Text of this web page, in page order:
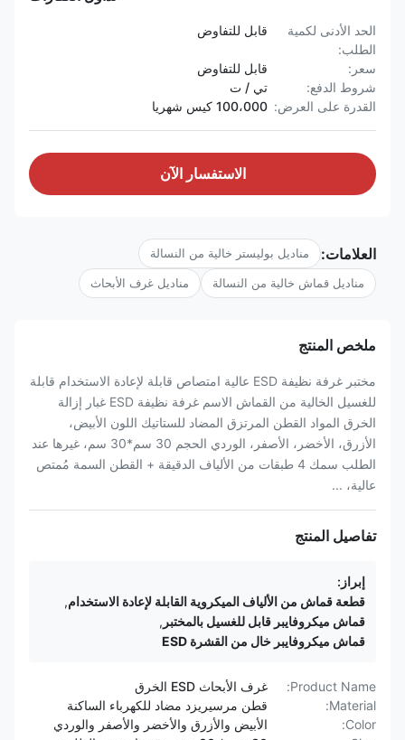
الحد الأدنى لكمية
الطلب:
قابل للتفاوض
سعر:
قابل للتفاوض
شروط الدفع:
تي / ت
القدرة على العرض: 100،000 كيس شهريا
الاستفسار الآن
العلامات: مناديل بوليستر خالية من النسالة
مناديل قماش خالية من النسالة مناديل غرف الأبحاث
ملخص المنتج
مختبر غرفة نظيفة ESD عالية امتصاص قابلة لإعادة الاستخدام قابلة
للغسيل الخالية من القماش الاسم غرفة نظيفة ESD غبار إزالة
الخرق المواد القطن المرتزق المضاد للستاتيك اللون الأبيض،
الأزرق، الأخضر، الأصفر، الوردي الحجم 30 سم*30 سم، غيرها عند
الطلب سمك 4 طبقات من الألياف الدقيقة + القطن السمة مُمتص
عالية، ...
تفاصيل المنتج
إبراز:
قطعة قماش من الألياف الميكروية القابلة لإعادة الاستخدام,
قماش ميكروفايبر قابل للغسيل بالمختبر ,
قماش ميكروفايبر خال من القشرة ESD
Product Name:
غرف الأبحاث ESD الخرق
Material:
قطن مرسيريزد مضاد للكهرباء الساكنة
Color:
الأبيض والأزرق والأخضر والأصفر والوردي